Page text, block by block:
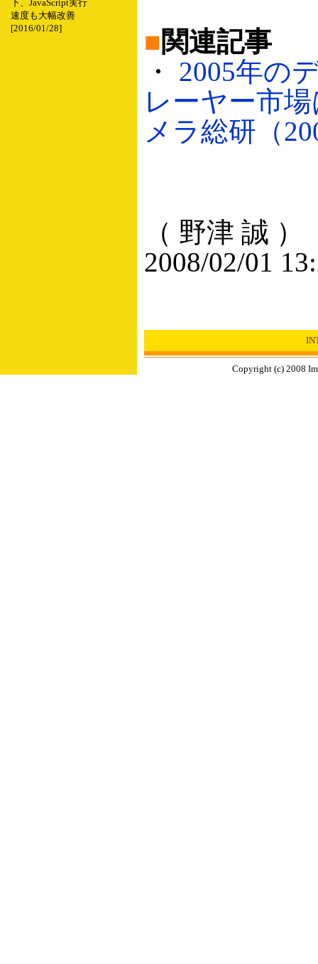
下、JavaScript実行
速度も大幅改善
[2016/01/28]
■関連記事
・ 2005年の
レーヤー市
メラ総研（
（ 野津 誠 ）
2008/02/01
Copyright (c) 2008